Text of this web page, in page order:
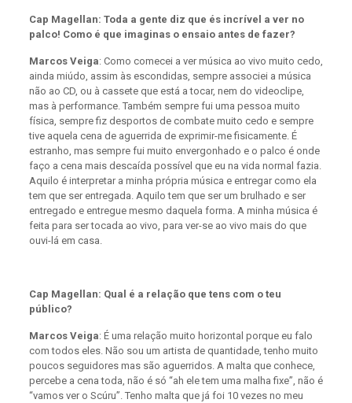
Cap Magellan: Toda a gente diz que és incrível a ver no
palco! Como é que imaginas o ensaio antes de fazer?
Marcos Veiga: Como comecei a ver música ao vivo muito cedo,
ainda miúdo, assim às escondidas, sempre associei a música
não ao CD, ou à cassete que está a tocar, nem do videoclipe,
mas à performance. Também sempre fui uma pessoa muito
física, sempre fiz desportos de combate muito cedo e sempre
tive aquela cena de aguerrida de exprimir-me fisicamente. É
estranho, mas sempre fui muito envergonhado e o palco é onde
faço a cena mais descaída possível que eu na vida normal fazia.
Aquilo é interpretar a minha própria música e entregar como ela
tem que ser entregada. Aquilo tem que ser um brulhado e ser
entregado e entregue mesmo daquela forma. A minha música é
feita para ser tocada ao vivo, para ver-se ao vivo mais do que
ouvi-lá em casa.
Cap Magellan: Qual é a relação que tens com o teu
público?
Marcos Veiga: É uma relação muito horizontal porque eu falo
com todos eles. Não sou um artista de quantidade, tenho muito
poucos seguidores mas são aguerridos. A malta que conhece,
percebe a cena toda, não é só “ah ele tem uma malha fixe”, não é
“vamos ver o Scúru”. Tenho malta que já foi 10 vezes no meu